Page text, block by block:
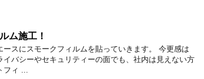
ム施工！
スにスモークフィルムを貼っていきます。 今更感は
バシーやセキュリティーの面でも、社内は見えない方
フィ ...